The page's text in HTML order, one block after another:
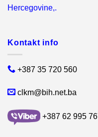
Hercegovine,.
Kontakt info
+387 35 720 560
clkm@bih.net.ba
+387 62 995